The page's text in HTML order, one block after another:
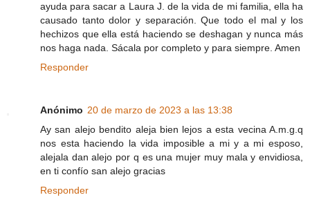
ayuda para sacar a Laura J. de la vida de mi familia, ella ha
causado tanto dolor y separación. Que todo el mal y los
hechizos que ella está haciendo se deshagan y nunca más
nos haga nada. Sácala por completo y para siempre. Amen
Responder
Anónimo 20 de marzo de 2023 a las 13:38
Ay san alejo bendito aleja bien lejos a esta vecina A.m.g.q
nos esta haciendo la vida imposible a mi y a mi esposo,
alejala dan alejo por q es una mujer muy mala y envidiosa,
en ti confío san alejo gracias
Responder